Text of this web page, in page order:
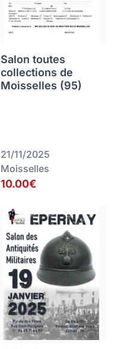
Salon toutes
collections de
Moisselles (95)
21/11/2025
Moisselles
10.00€